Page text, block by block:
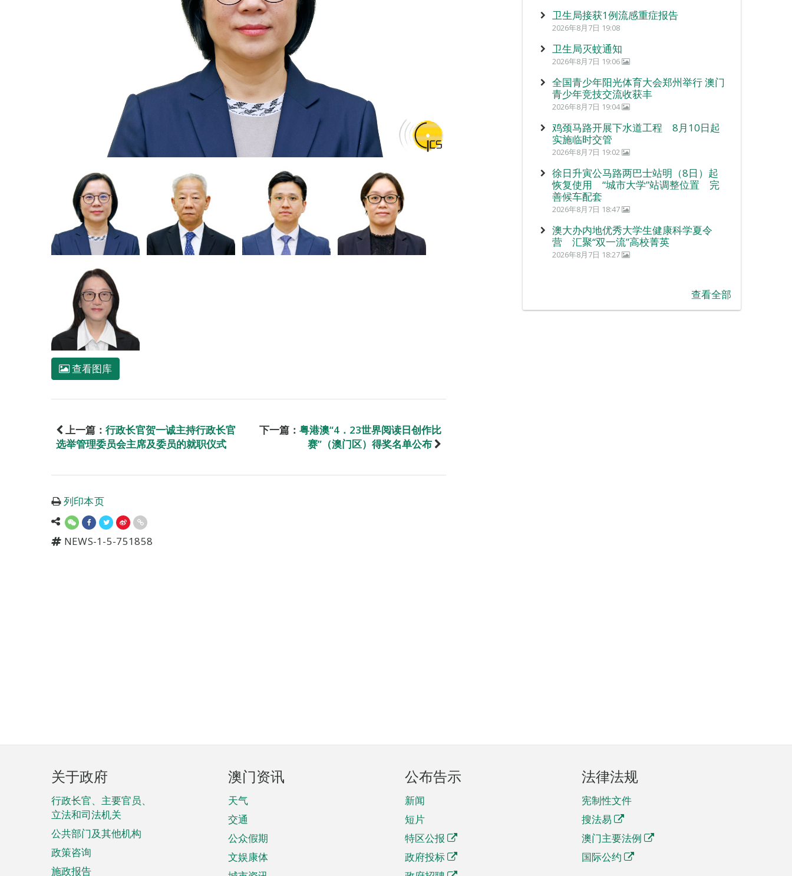
查看图库
上一篇： 行政长官贺一诚主持行政长官
选举管理委员会主席及委员的就职仪式
下一篇： 粤港澳“4．23世界阅读日创作比
赛”（澳门区）得奖名单公布
列印本页
NEWS-1-5-751858
卫生局接获1例流感重症报告
2026年8月7日 19:08
卫生局灭蚊通知
2026年8月7日 19:06
全国青少年阳光体育大会郑州举行 澳门
青少年竞技交流收获丰
2026年8月7日 19:04
鸡颈马路开展下水道工程 8月10日起
实施临时交管
2026年8月7日 19:02
徐日升寅公马路两巴士站明（8日）起
恢复使用 “城市大学”站调整位置 完
善候车配套
2026年8月7日 18:47
澳大办内地优秀大学生健康科学夏令
营 汇聚“双一流”高校菁英
2026年8月7日 18:27
查看全部
页
脚
菜
单
关于政府
行政长官、主要官员、
立法和司法机关
公共部门及其他机构
政策咨询
施政报告
澳门资讯
天气
交通
公众假期
文娱康体
公布告示
新闻
短片
特区公报
政府投标
法律法规
宪制性文件
搜法易
澳门主要法例
国际公约